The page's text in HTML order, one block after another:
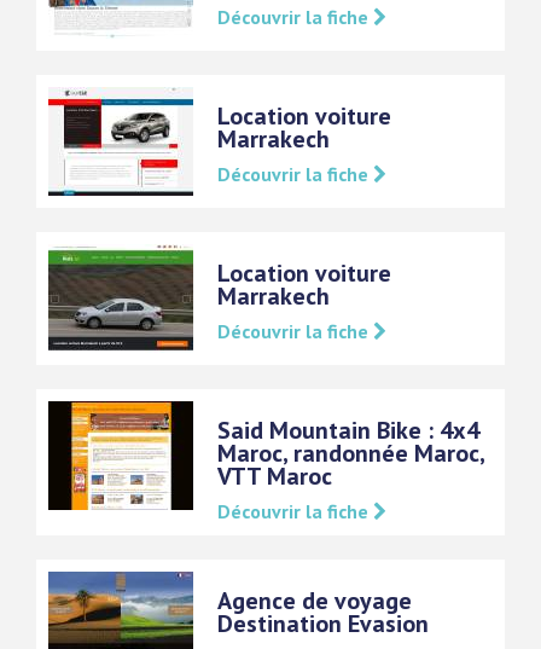
Découvrir la fiche
Location voiture
Marrakech
Découvrir la fiche
Location voiture
Marrakech
Découvrir la fiche
Said Mountain Bike : 4x4
Maroc, randonnée Maroc,
VTT Maroc
Découvrir la fiche
Agence de voyage
Destination Evasion